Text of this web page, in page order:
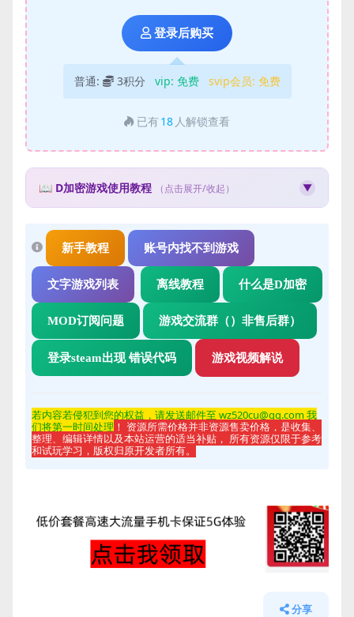
登录后购买
普通: 3积分 vip: 免费 svip会员: 免费
已有 18 人解锁查看
📖 D加密游戏使用教程 （点击展开/收起） ▼
什么是D加密？
D加密（Denuvo）是一种游戏防篡改技术，使用此类游戏需
要特殊的操作步骤。
使用步骤：
先下载并安装游戏文件
获取Steam账号和密码
使用获取的账号登录Steam客户端
注意事项：
D加密游戏每个账号每天有使用人数限制
新手教程 账号内找不到游戏
文字游戏列表 离线教程 什么是D加密
MOD订阅问题 游戏交流群（）非售后群）
登录steam出现 错误代码 游戏视频解说
若内容若侵犯到您的权益，请发送邮件至 wz520cu@qq.com 我
们将第一时间处理 ！ 资源所需价格并非资源售卖价格，是收集、
整理、编辑详情以及本站运营的适当补贴， 所有资源仅限于参考
和试玩学习，版权归原开发者所有。
分享